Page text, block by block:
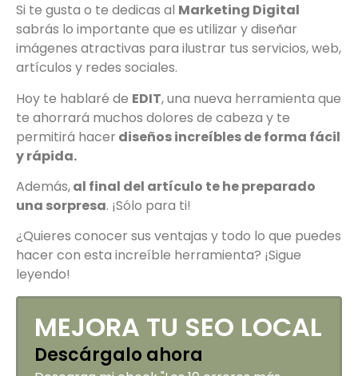
Si te gusta o te dedicas al Marketing Digital
sabrás lo importante que es utilizar y diseñar
imágenes atractivas para ilustrar tus servicios, web,
artículos y redes sociales.
Hoy te hablaré de EDIT, una nueva herramienta que
te ahorrará muchos dolores de cabeza y te
permitirá hacer diseños increíbles de forma fácil
y rápida.
Además,al final del artículo te he preparado
una sorpresa. ¡Sólo para ti!
¿Quieres conocer sus ventajas y todo lo que puedes
hacer con esta increíble herramienta? ¡Sigue
leyendo!
MEJORA TU SEO LOCAL
Descárgalo ahora